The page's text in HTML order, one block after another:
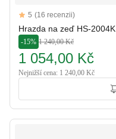
Reviews
5 out of 5 stars
5 (16 recenzii)
Hrazda na zeď HS-2004K
-15% 1 240,00 Kč
1 054,00 Kč
Nejnižší cena: 1 240,00 Kč